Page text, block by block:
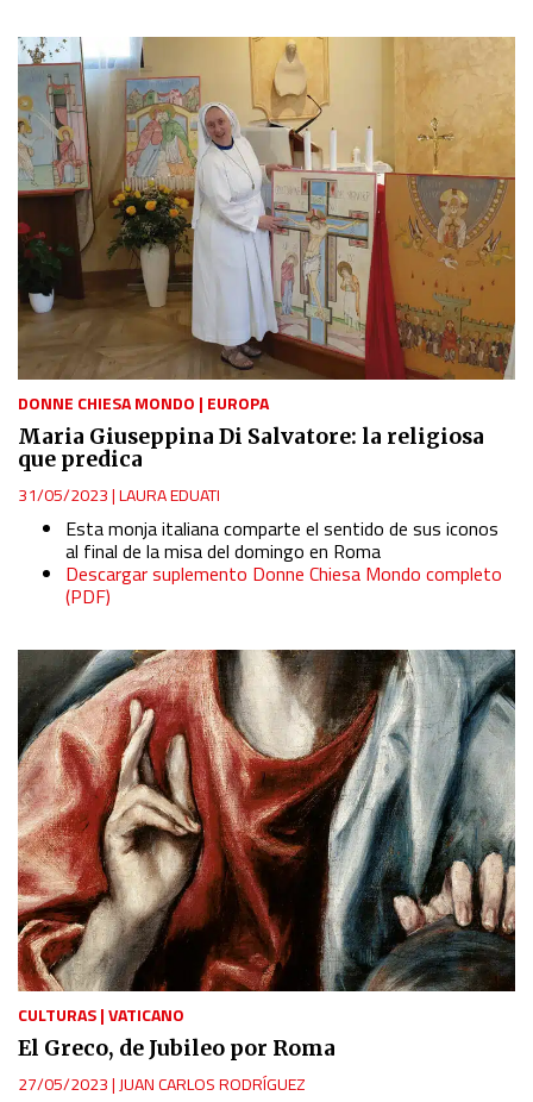
DONNE CHIESA MONDO | EUROPA
Maria Giuseppina Di Salvatore: la religiosa
que predica
31/05/2023|LAURA EDUATI
Esta monja italiana comparte el sentido de sus iconos
al final de la misa del domingo en Roma
Descargar suplemento Donne Chiesa Mondo completo
(PDF)
CULTURAS|VATICANO
El Greco, de Jubileo por Roma
27/05/2023| JUAN CARLOS RODRÍGUEZ